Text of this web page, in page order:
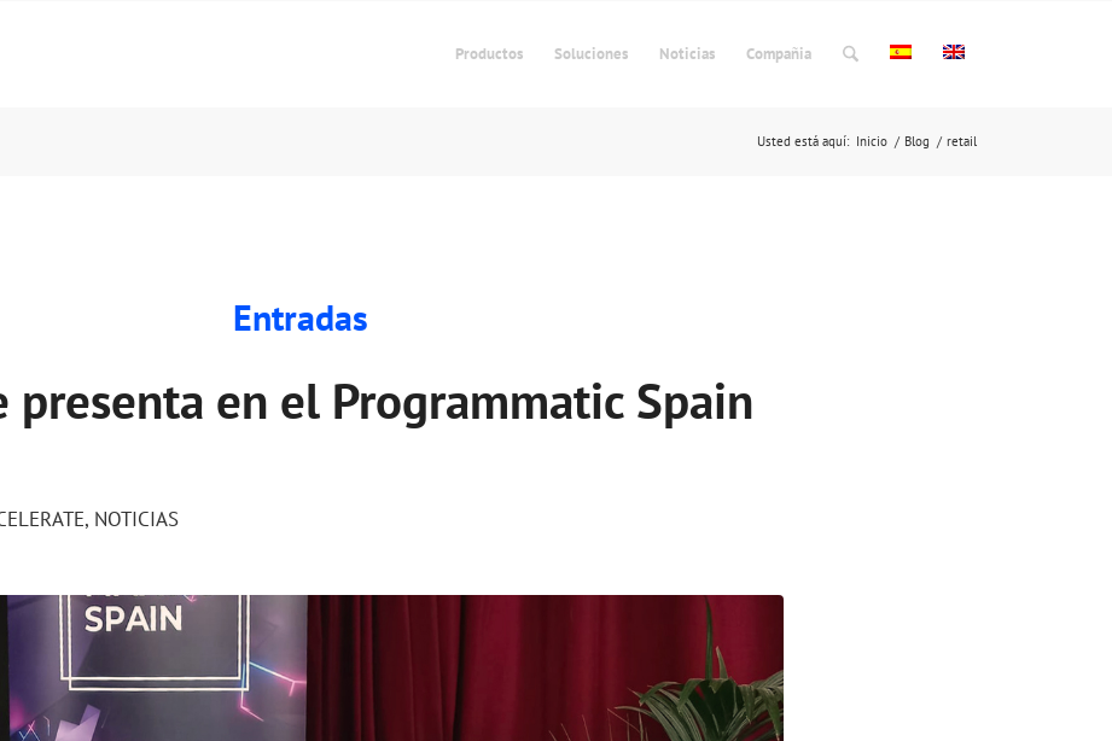
Productos Soluciones Noticias Compañia
Usted está aquí: Inicio / Blog / retail
Entradas
presenta en el Programmatic Spain
, NOTICIAS